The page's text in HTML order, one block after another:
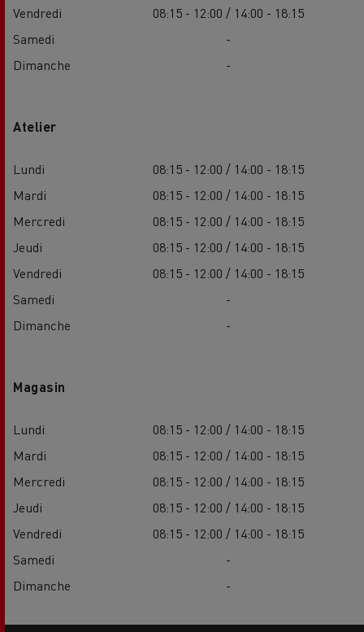
Vendredi
08:15 - 12:00 / 14:00 - 18:15
Samedi
-
Dimanche
-
Atelier
Lundi
08:15 - 12:00 / 14:00 - 18:15
Mardi
08:15 - 12:00 / 14:00 - 18:15
Mercredi
08:15 - 12:00 / 14:00 - 18:15
Jeudi
08:15 - 12:00 / 14:00 - 18:15
Vendredi
08:15 - 12:00 / 14:00 - 18:15
Samedi
-
Dimanche
-
Magasin
Lundi
08:15 - 12:00 / 14:00 - 18:15
Mardi
08:15 - 12:00 / 14:00 - 18:15
Mercredi
08:15 - 12:00 / 14:00 - 18:15
Jeudi
08:15 - 12:00 / 14:00 - 18:15
Vendredi
08:15 - 12:00 / 14:00 - 18:15
Samedi
-
Dimanche
-